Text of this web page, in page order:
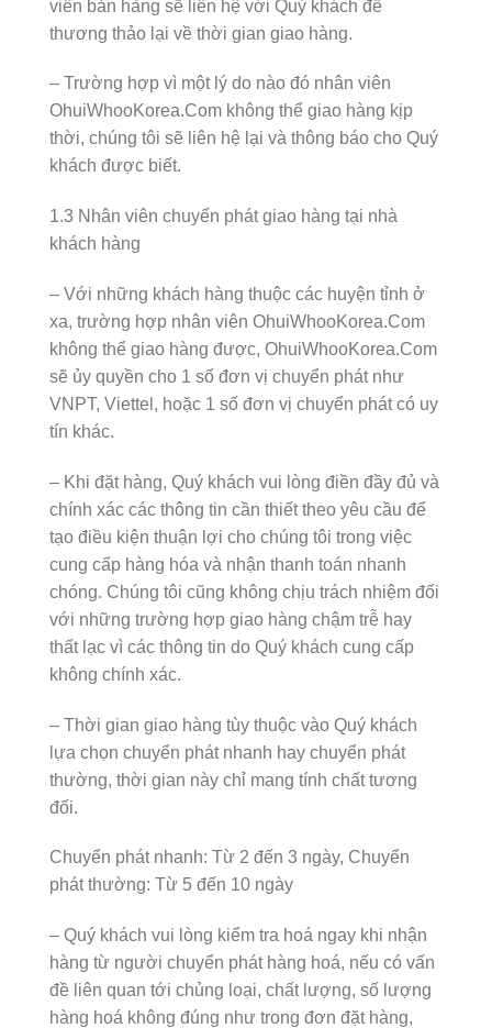
viên bán hàng sẽ liên hệ với Quý khách để
thương thảo lại về thời gian giao hàng.
– Trường hợp vì một lý do nào đó nhân viên
OhuiWhooKorea.Com không thể giao hàng kịp
thời, chúng tôi sẽ liên hệ lại và thông báo cho Quý
khách được biết.
1.3 Nhân viên chuyển phát giao hàng tại nhà
khách hàng
– Với những khách hàng thuộc các huyện tỉnh ở
xa, trường hợp nhân viên OhuiWhooKorea.Com
không thể giao hàng được, OhuiWhooKorea.Com
sẽ ủy quyền cho 1 số đơn vị chuyển phát như
VNPT, Viettel, hoặc 1 số đơn vị chuyển phát có uy
tín khác.
– Khi đặt hàng, Quý khách vui lòng điền đầy đủ và
chính xác các thông tin cần thiết theo yêu cầu để
tạo điều kiện thuận lợi cho chúng tôi trong việc
cung cấp hàng hóa và nhận thanh toán nhanh
chóng. Chúng tôi cũng không chịu trách nhiệm đối
với những trường hợp giao hàng chậm trễ hay
thất lạc vì các thông tin do Quý khách cung cấp
không chính xác.
– Thời gian giao hàng tùy thuộc vào Quý khách
lựa chọn chuyển phát nhanh hay chuyển phát
thường, thời gian này chỉ mang tính chất tương
đối.
Chuyển phát nhanh: Từ 2 đến 3 ngày, Chuyển
phát thường: Từ 5 đến 10 ngày
– Quý khách vui lòng kiểm tra hoá ngay khi nhận
hàng từ người chuyển phát hàng hoá, nếu có vấn
đề liên quan tới chủng loại, chất lượng, số lượng
hàng hoá không đúng như trong đơn đặt hàng,